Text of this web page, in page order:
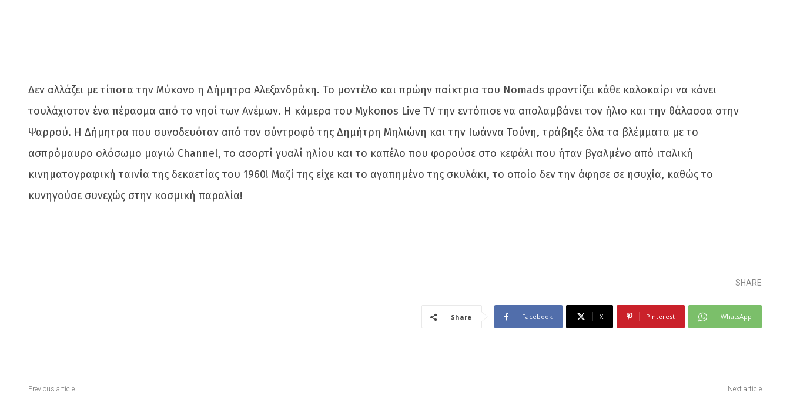
Δεν αλλάζει με τίποτα την Μύκονο η Δήμητρα Αλεξανδράκη. Το μοντέλο και πρώην παίκτρια του Nomads φροντίζει κάθε καλοκαίρι να κάνει
τουλάχιστον ένα πέρασμα από το νησί των Ανέμων. Η κάμερα του Mykonos Live TV την εντόπισε να απολαμβάνει τον ήλιο και την θάλασσα στην
Ψαρρού. Η Δήμητρα που συνοδευόταν από τον σύντροφό της Δημήτρη Μηλιώνη και την Ιωάννα Τούνη, τράβηξε όλα τα βλέμματα με το
ασπρόμαυρο ολόσωμο μαγιώ Channel, το ασορτί γυαλί ηλίου και το καπέλο που φορούσε στο κεφάλι που ήταν βγαλμένο από ιταλική
κινηματογραφική ταινία της δεκαετίας του 1960! Μαζί της είχε και το αγαπημένο της σκυλάκι, το οποίο δεν την άφησε σε ησυχία, καθώς το
κυνηγούσε συνεχώς στην κοσμική παραλία!
SHARE
Share Facebook X Pinterest WhatsApp
Previous article Next article